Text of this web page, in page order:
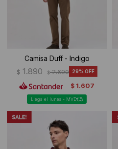
Camisa Duff - Indigo
$ 1.890 $ 2.690 29
$ 1.607
Llega el lunes - MVD